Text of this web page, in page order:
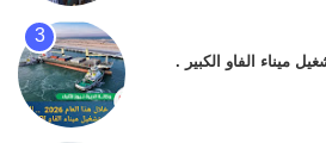
مع عجلة نوع كيا بنكو
مطار البصرة الدولي .
بواسع رحمته ، و انا